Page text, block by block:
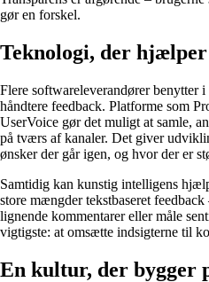
gør en forskel.
Teknologi, der
Flere softwareleverandører benytter
håndtere feedback. Platforme som
UserVoice gør det muligt at samle,
på tværs af kanaler. Det giver
ønsker der går igen, og hvor der er
Samtidig kan kunstig intelligens
store mængder tekstbaseret
lignende kommentarer eller måle
vigtigste: at omsætte indsigterne til
En kultur, der bygger